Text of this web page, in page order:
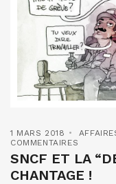
1 MARS 2018
COMMENTAIRES
SNCF ET LA
CHANTAGE !